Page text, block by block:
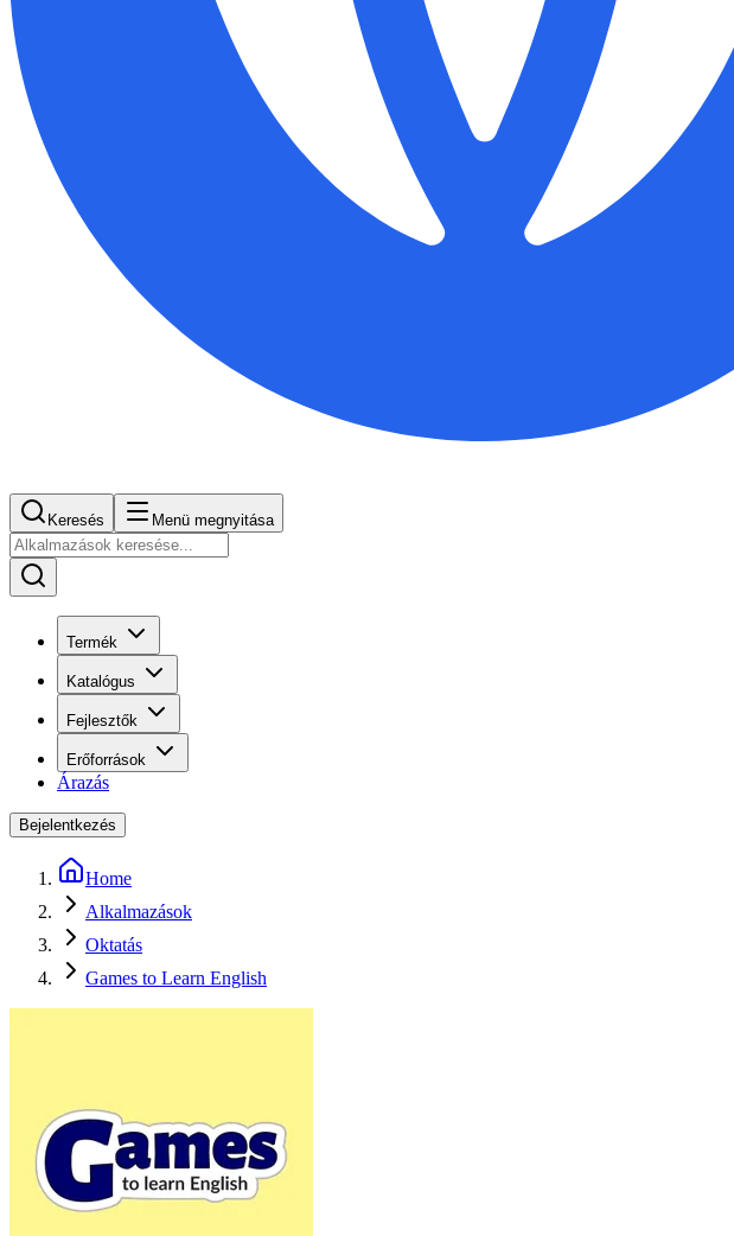
Keresés Menü megnyitása
Termék
Katalógus
Fejlesztők
Erőforrások
Árazás
Bejelentkezés
Home
Alkalmazások
Oktatás
Games to Learn English